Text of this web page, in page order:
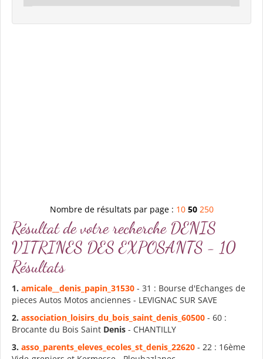
Nombre de résultats par page : 10 50 250
Résultat de votre recherche DENIS
VITRINES DES EXPOSANTS - 10
Résultats
1. amicale__ denis _papin_31530 - 31 : Bourse d'Echanges de
pieces Autos Motos anciennes - LEVIGNAC SUR SAVE
2. association_loisirs_du_bois_saint_ denis _60500 - 60 :
Brocante du Bois Saint Denis - CHANTILLY
3. asso_parents_eleves_ecoles_st_ denis _22620 - 22 : 16ème